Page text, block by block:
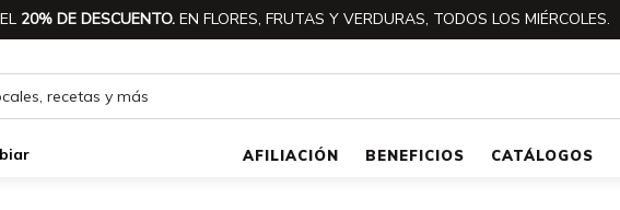
20% DE DESCUENTO. EN FLORES, FRUTAS Y VERDURAS, TODOS LOS MIÉRCOLES.
AFILIACIÓN BENEFICIOS CATÁLOGOS